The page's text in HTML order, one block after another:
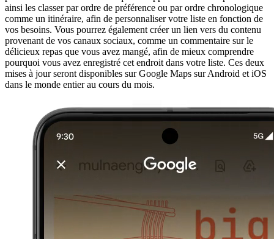
ainsi les classer par ordre de préférence ou par ordre chronologique
comme un itinéraire, afin de personnaliser votre liste en fonction de
vos besoins. Vous pourrez également créer un lien vers du contenu
provenant de vos canaux sociaux, comme un commentaire sur le
délicieux repas que vous avez mangé, afin de mieux comprendre
pourquoi vous avez enregistré cet endroit dans votre liste. Ces deux
mises à jour seront disponibles sur Google Maps sur Android et iOS
dans le monde entier au cours du mois.